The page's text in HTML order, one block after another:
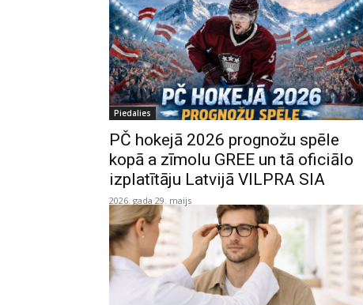
Piedalies
PČ hokejā 2026 prognožu spēle
kopā a zīmolu GREE un tā oficiālo
izplatītāju Latvijā VILPRA SIA
2026. gada 29. maijs